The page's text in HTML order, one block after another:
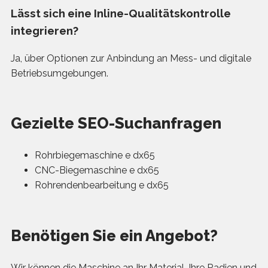
Lässt sich eine Inline-Qualitätskontrolle
integrieren?
Ja, über Optionen zur Anbindung an Mess- und digitale
Betriebsumgebungen.
Gezielte SEO-Suchanfragen
Rohrbiegemaschine e dx65
CNC-Biegemaschine e dx65
Rohrendenbearbeitung e dx65
Benötigen Sie ein Angebot?